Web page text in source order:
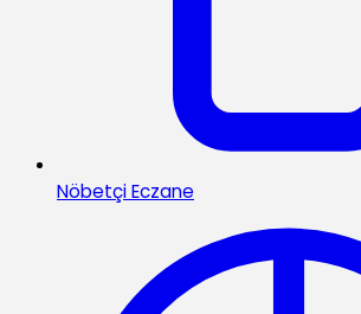
Nöbetçi Eczane